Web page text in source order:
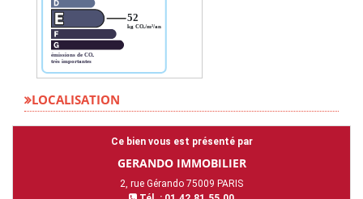
LOCALISATION
Ce bien vous est présenté par
GERANDO IMMOBILIER
2, rue Gérando 75009 PARIS